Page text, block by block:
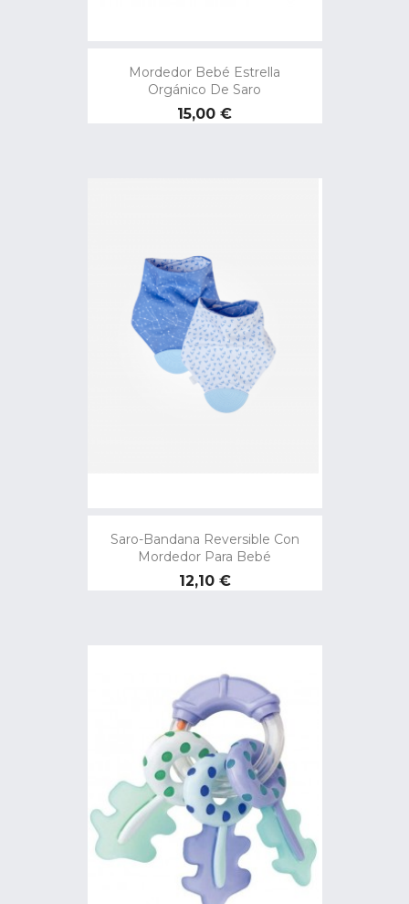
Mordedor Bebé Estrella
Orgánico De Saro
Precio
15,00 €
Saro-Bandana Reversible Con
Mordedor Para Bebé
Precio
12,10 €